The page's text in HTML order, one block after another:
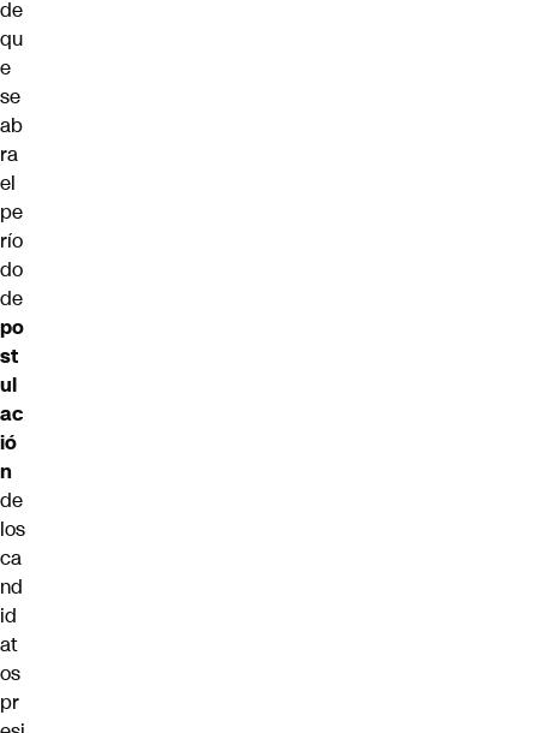
de
qu
e
se
ab
ra
el
pe
río
do
de
po
st
ul
ac
ió
n
de
los
ca
nd
id
at
os
pr